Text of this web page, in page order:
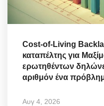
Cost-of-Living
καταπέλτης για
ερωτηθέντων
αριθμόν ένα
Αυγ 4, 2026